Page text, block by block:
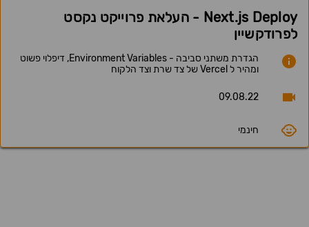
Next.js Deploy - העלאת פרוייקט נקסט
לפרודקשיין
הגדרת משתני סביבה - Environment Variables, דיפלוי פשוט
ומהיר ל Vercel של צד שרת וצד הלקוח
09.08.22
חינמי